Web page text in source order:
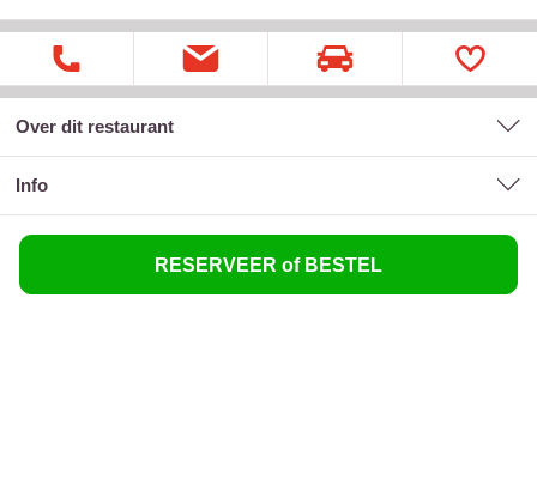
Over dit restaurant
Info
RESERVEER of BESTEL